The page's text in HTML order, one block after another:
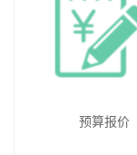
预算报价